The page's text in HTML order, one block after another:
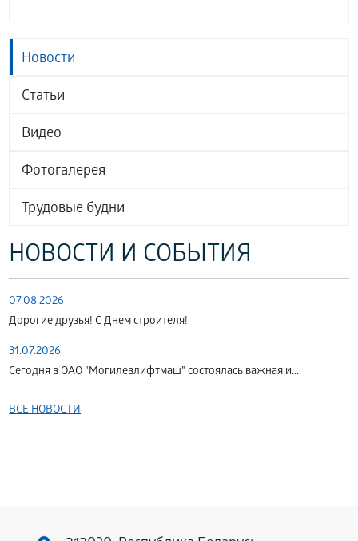
Новости
Статьи
Видео
Фотогалерея
Трудовые будни
НОВОСТИ И СОБЫТИЯ
07.08.2026
Дорогие друзья! С Днем строителя!
31.07.2026
Сегодня в ОАО "Могилевлифтмаш" состоялась важная и...
ВСЕ НОВОСТИ